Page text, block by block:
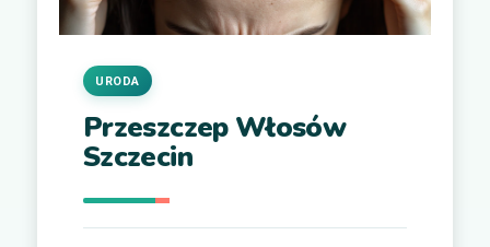
Przeszczep Włosów
Szczecin
URODA